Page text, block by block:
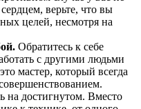
верьте, что вы
целей, несмотря на
Обратитесь к себе
с другими людьми
мастер, который всегда
на достигнутом. Вместо